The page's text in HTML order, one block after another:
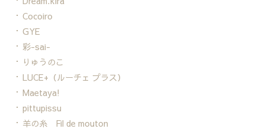
Cocoiro
GYE
彩-sai-
りゅうのこ
LUCE+（ルーチェ プラス）
Maetaya!
pittupissu
羊の糸 Fil de mouton